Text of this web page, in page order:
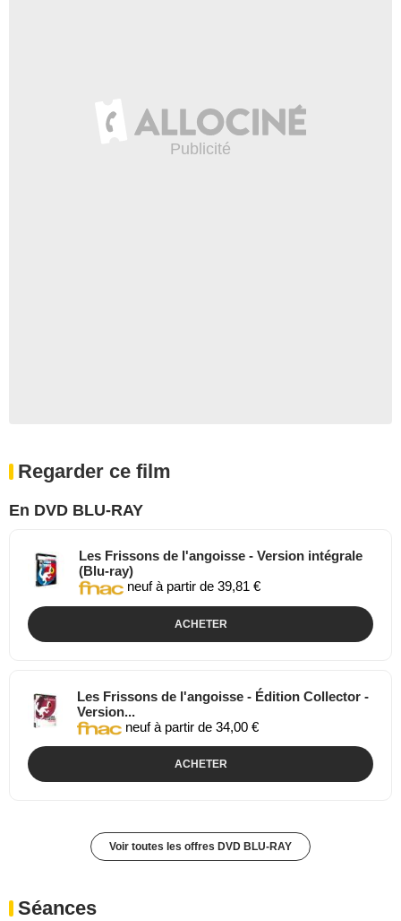
Regarder ce film
En DVD BLU-RAY
Les Frissons de l'angoisse - Version intégrale
(Blu-ray)
neuf à partir de 39,81 €
ACHETER
Les Frissons de l'angoisse - Édition Collector -
Version...
neuf à partir de 34,00 €
ACHETER
Voir toutes les offres DVD BLU-RAY
Séances